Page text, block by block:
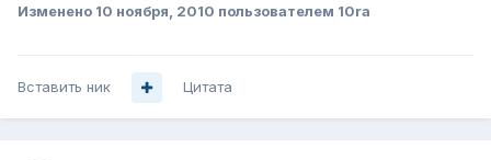
Изменено 10 ноября, 2010 пользователем 10ra
Вставить ник Цитата